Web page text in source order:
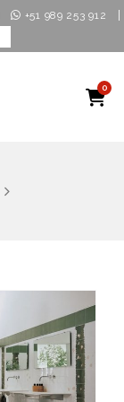
+51 989 253 912
0